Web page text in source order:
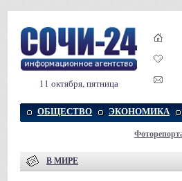
11 октября, пятница
ОБЩЕСТВО ЭКОНОМИКА
В МИРЕ